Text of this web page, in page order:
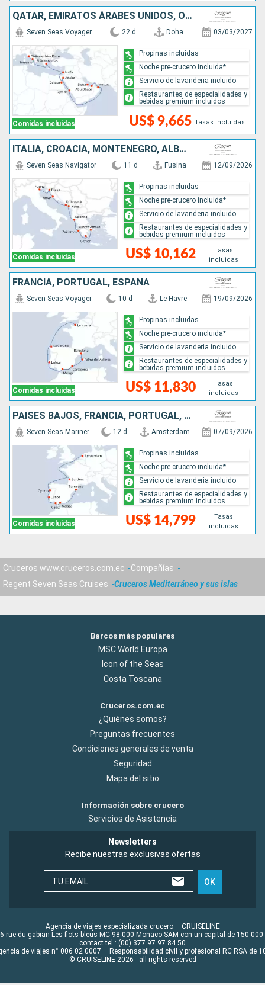
QATAR, EMIRATOS ÁRABES UNIDOS, OMAN, ARABIA SAUDÍ, JORDANIA, EGIPTO, ISRAEL, GRECIA, ITALIA
Comidas incluidas
Seven Seas Voyager 22 d Doha 03/03/2027
US$ 9,665 Tasas incluidas
Propinas incluidas
Noche pre-crucero incluida*
Servicio de lavanderia incluido
Restaurantes de especialidades y
bebidas premium incluidos
ITALIA, CROACIA, MONTENEGRO, ALBANIA, GRECIA
Comidas incluidas
Seven Seas Navigator 11 d Fusina 12/09/2026
US$ 10,162
Tasas
incluidas
Propinas incluidas
Noche pre-crucero incluida*
Servicio de lavanderia incluido
Restaurantes de especialidades y
bebidas premium incluidos
FRANCIA, PORTUGAL, ESPAÑA
Comidas incluidas
Seven Seas Voyager 10 d Le Havre 19/09/2026
US$ 11,830
Tasas
incluidas
Propinas incluidas
Noche pre-crucero incluida*
Servicio de lavanderia incluido
Restaurantes de especialidades y
bebidas premium incluidos
PAISES BAJOS, FRANCIA, PORTUGAL, ESPAÑA
Comidas incluidas
Seven Seas Mariner 12 d Amsterdam 07/09/2026
US$ 14,799
Tasas
incluidas
Propinas incluidas
Noche pre-crucero incluida*
Servicio de lavanderia incluido
Restaurantes de especialidades y
bebidas premium incluidos
Cruceros www.cruceros.com.ec
Compañías
Regent Seven Seas Cruises
Cruceros Mediterráneo y sus islas
Barcos más populares
MSC World Europa
Icon of the Seas
Costa Toscana
Cruceros.com.ec
¿Quiénes somos?
Preguntas frecuentes
Condiciones generales de venta
Seguridad
Mapa del sitio
Información sobre crucero
Servicios de Asistencia
Newsletters
Recibe nuestras exclusivas ofertas
TU EMAIL OK
Agencia de viajes especializada crucero – CRUISELINE
rue du gabian Les flots bleus MC 98 000 Monaco SAM con un capital de 150 000
contact tel : (00) 377 97 97 84 50
de viajes n° 006 02 0007 – Responsabilidad civil y profesional RC RSA de
© CRUISELINE 2026 - all rights reserved